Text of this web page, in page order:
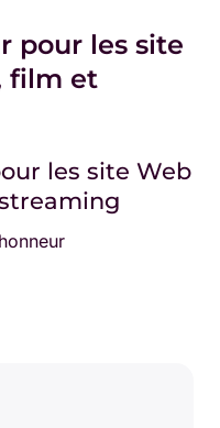
pour les site
film et
les site Web